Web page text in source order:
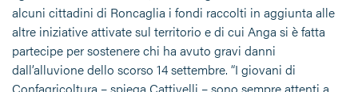
alcuni cittadini di Roncaglia i fondi raccolti in aggiunta alle
altre iniziative attivate sul territorio e di cui Anga si è fatta
partecipe per sostenere chi ha avuto gravi danni
dall’alluvione dello scorso 14 settembre. “I giovani di
Confagricoltura – spiega Cattivelli – sono sempre attenti a